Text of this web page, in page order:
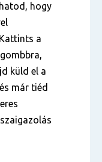
hogy
a
küld el a
már tiéd